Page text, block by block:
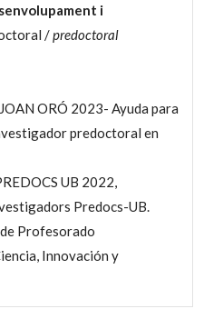
i
/predoctoral
ORÓ 2023- Ayuda para
predoctoral en
UB 2022,
Predocs-UB.
Profesorado
Innovación y